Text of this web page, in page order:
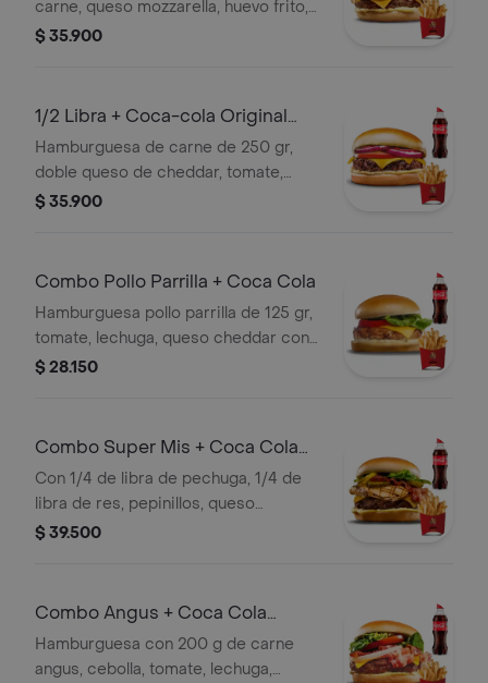
carne, queso mozzarella, huevo frito,
tocineta y cebolla grille con
$ 35.900
1/2 Libra + Coca-cola Original
400 ml
Hamburguesa de carne de 250 gr,
doble queso de cheddar, tomate,
cebolla, papas y Coca-Cola Original
$ 35.900
Combo Pollo Parrilla + Coca Cola
Hamburguesa pollo parrilla de 125 gr,
tomate, lechuga, queso cheddar con
papas y coca cola original 400ml.
$ 28.150
Combo Super Mis + Coca Cola
400Ml
Con 1/4 de libra de pechuga, 1/4 de
libra de res, pepinillos, queso
cheddar, tocinera, lechuga. con papas
$ 39.500
Combo Angus + Coca Cola
400ml
Hamburguesa con 200 g de carne
angus, cebolla, tomate, lechuga,